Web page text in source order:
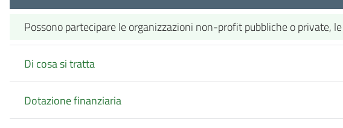
Possono partecipare le organizzazioni non-profit pubbliche o private,
Di cosa si tratta
Dotazione finanziaria